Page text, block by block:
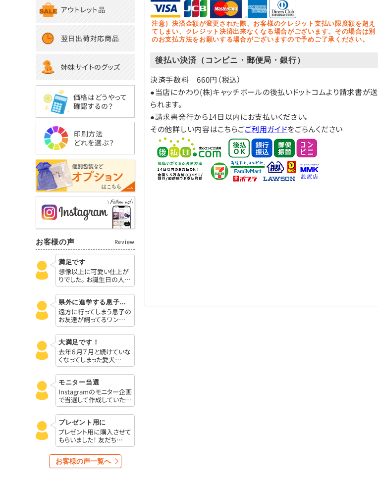
注意）決済金額が変更された際、お客様のクレジット支払い限度額を超え
てしまい、クレジット決済出来なくなる場合がございます。その場合は別
のお支払方法をお願いする場合がございますので予めご了承ください。
後払い決済（コンビニ・郵便局・銀行）
決済手数料 660円（税込）
●当店にかわり(株)キャッチボールの後払いドットコムより請求書が送
られます。
●請求書発行から14日以内にお支払いください。
その他詳しい内容はこちらごご利用ガイドをごらんください
アウトレット品
翌日出荷対応商品
姉妹サイトのグッズ
価格はどうやって
確認するの？
印刷方法
どれを選ぶ？
お客様の声 Review
満足です
想像以上に可愛い仕上が
りでした。 お誕生日の人…
県外に進学する息子のお友達に
遠方に行ってしまう息子の
お友達が飼ってるワン…
大満足です！
去年６月７月と続けていな
くなってしまった愛犬…
モニター当選
Instagramのモニター企画
で当選して作成していた…
プレゼント用に
プレゼント用に購入させて
もらいました！ 友だち…
お客様の声一覧へ